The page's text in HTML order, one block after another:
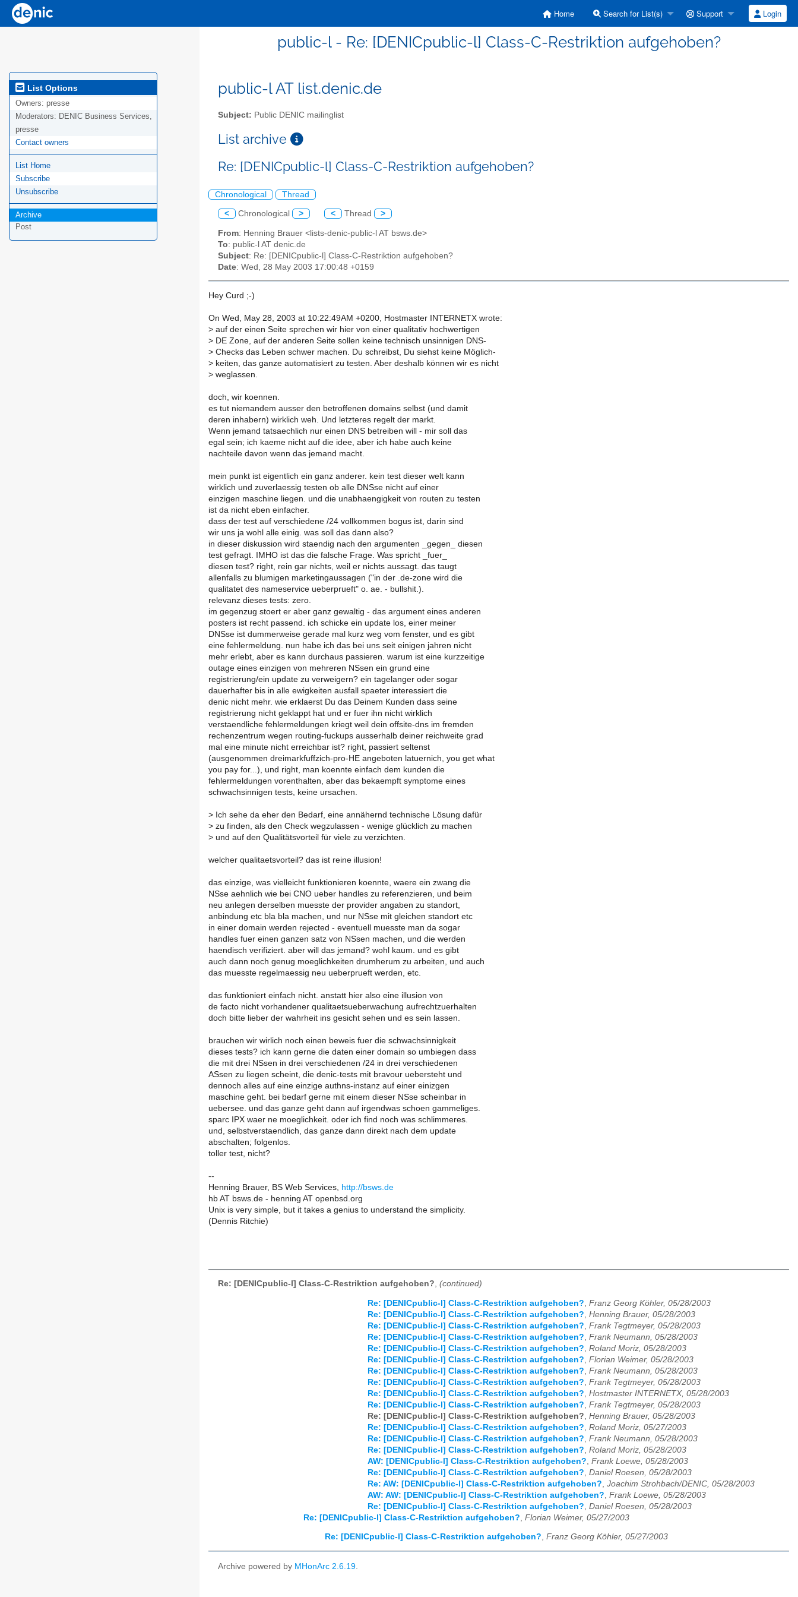
Home Search for List(s) Support Login
public-l - Re: [DENICpublic-l] Class-C-Restriktion aufgehoben?
List Options
Owners: presse
Moderators: DENIC Business Services,
presse
Contact owners
List Home
Subscribe
Unsubscribe
Archive
Post
public-l AT list.denic.de
Subject: Public DENIC mailinglist
List archive
Re: [DENICpublic-l] Class-C-Restriktion aufgehoben?
Chronological Thread
< Chronological > < Thread >
From: Henning Brauer <lists-denic-public-l AT bsws.de>
To: public-l AT denic.de
Subject: Re: [DENICpublic-l] Class-C-Restriktion aufgehoben?
Date: Wed, 28 May 2003 17:00:48 +0159
Hey Curd ;-)
On Wed, May 28, 2003 at 10:22:49AM +0200, Hostmaster INTERNETX wrote:
> auf der einen Seite sprechen wir hier von einer qualitativ hochwertigen
> DE Zone, auf der anderen Seite sollen keine technisch unsinnigen DNS-
> Checks das Leben schwer machen. Du schreibst, Du siehst keine Möglich-
> keiten, das ganze automatisiert zu testen. Aber deshalb können wir es nicht
> weglassen.
doch, wir koennen.
es tut niemandem ausser den betroffenen domains selbst (und damit
deren inhabern) wirklich weh. Und letzteres regelt der markt.
Wenn jemand tatsaechlich nur einen DNS betreiben will - mir soll das
egal sein; ich kaeme nicht auf die idee, aber ich habe auch keine
nachteile davon wenn das jemand macht.
mein punkt ist eigentlich ein ganz anderer. kein test dieser welt kann
wirklich und zuverlaessig testen ob alle DNSse nicht auf einer
einzigen maschine liegen. und die unabhaengigkeit von routen zu testen
ist da nicht eben einfacher.
dass der test auf verschiedene /24 vollkommen bogus ist, darin sind
wir uns ja wohl alle einig. was soll das dann also?
in dieser diskussion wird staendig nach den argumenten _gegen_ diesen
test gefragt. IMHO ist das die falsche Frage. Was spricht _fuer_
diesen test? right, rein gar nichts, weil er nichts aussagt. das taugt
allenfalls zu blumigen marketingaussagen ("in der .de-zone wird die
qualitatet des nameservice ueberprueft" o. ae. - bullshit.).
relevanz dieses tests: zero.
im gegenzug stoert er aber ganz gewaltig - das argument eines anderen
posters ist recht passend. ich schicke ein update los, einer meiner
DNSse ist dummerweise gerade mal kurz weg vom fenster, und es gibt
eine fehlermeldung. nun habe ich das bei uns seit einigen jahren nicht
mehr erlebt, aber es kann durchaus passieren. warum ist eine kurzzeitige
outage eines einzigen von mehreren NSsen ein grund eine
registrierung/ein update zu verweigern? ein tagelanger oder sogar
dauerhafter bis in alle ewigkeiten ausfall spaeter interessiert die
denic nicht mehr. wie erklaerst Du das Deinem Kunden dass seine
registrierung nicht geklappt hat und er fuer ihn nicht wirklich
verstaendliche fehlermeldungen kriegt weil dein offsite-dns im fremden
rechenzentrum wegen routing-fuckups ausserhalb deiner reichweite grad
mal eine minute nicht erreichbar ist? right, passiert seltenst
(ausgenommen dreimarkfuffzich-pro-HE angeboten latuernich, you get what
you pay for...), und right, man koennte einfach dem kunden die
fehlermeldungen vorenthalten, aber das bekaempft symptome eines
schwachsinnigen tests, keine ursachen.
> Ich sehe da eher den Bedarf, eine annähernd technische Lösung dafür
> zu finden, als den Check wegzulassen - wenige glücklich zu machen
> und auf den Qualitätsvorteil für viele zu verzichten.
welcher qualitaetsvorteil? das ist reine illusion!
das einzige, was vielleicht funktionieren koennte, waere ein zwang die
NSse aehnlich wie bei CNO ueber handles zu referenzieren, und beim
neu anlegen derselben muesste der provider angaben zu standort,
anbindung etc bla bla machen, und nur NSse mit gleichen standort etc
in einer domain werden rejected - eventuell muesste man da sogar
handles fuer einen ganzen satz von NSsen machen, und die werden
haendisch verifiziert. aber will das jemand? wohl kaum. und es gibt
auch dann noch genug moeglichkeiten drumherum zu arbeiten, und auch
das muesste regelmaessig neu ueberprueft werden, etc.
das funktioniert einfach nicht. anstatt hier also eine illusion von
de facto nicht vorhandener qualitaetsueberwachung aufrechtzuerhalten
doch bitte lieber der wahrheit ins gesicht sehen und es sein lassen.
brauchen wir wirlich noch einen beweis fuer die schwachsinnigkeit
dieses tests? ich kann gerne die daten einer domain so umbiegen dass
die mit drei NSsen in drei verschiedenen /24 in drei verschiedenen
ASsen zu liegen scheint, die denic-tests mit bravour uebersteht und
dennoch alles auf eine einzige authns-instanz auf einer einizgen
maschine geht. bei bedarf gerne mit einem dieser NSse scheinbar in
uebersee. und das ganze geht dann auf irgendwas schoen gammeliges.
sparc IPX waer ne moeglichkeit. oder ich find noch was schlimmeres.
und, selbstverstaendlich, das ganze dann direkt nach dem update
abschalten; folgenlos.
toller test, nicht?
--
Henning Brauer, BS Web Services, http://bsws.de
hb AT bsws.de - henning AT openbsd.org
Unix is very simple, but it takes a genius to understand the simplicity.
(Dennis Ritchie)
Re: [DENICpublic-l] Class-C-Restriktion aufgehoben?, (continued)
Re: [DENICpublic-l] Class-C-Restriktion aufgehoben? Franz Georg Köhler, 05/28/2003
Re: [DENICpublic-l] Class-C-Restriktion aufgehoben? Henning Brauer, 05/28/2003
Re: [DENICpublic-l] Class-C-Restriktion aufgehoben? Frank Tegtmeyer, 05/28/2003
Re: [DENICpublic-l] Class-C-Restriktion aufgehoben? Frank Neumann, 05/28/2003
Re: [DENICpublic-l] Class-C-Restriktion aufgehoben? Roland Moriz, 05/28/2003
Re: [DENICpublic-l] Class-C-Restriktion aufgehoben? Florian Weimer, 05/28/2003
Re: [DENICpublic-l] Class-C-Restriktion aufgehoben? Frank Neumann, 05/28/2003
Re: [DENICpublic-l] Class-C-Restriktion aufgehoben? Frank Tegtmeyer, 05/28/2003
Re: [DENICpublic-l] Class-C-Restriktion aufgehoben? Hostmaster INTERNETX, 05/28/2003
Re: [DENICpublic-l] Class-C-Restriktion aufgehoben? Frank Tegtmeyer, 05/28/2003
Re: [DENICpublic-l] Class-C-Restriktion aufgehoben? Henning Brauer, 05/28/2003
Re: [DENICpublic-l] Class-C-Restriktion aufgehoben? Roland Moriz, 05/27/2003
Re: [DENICpublic-l] Class-C-Restriktion aufgehoben? Frank Neumann, 05/28/2003
Re: [DENICpublic-l] Class-C-Restriktion aufgehoben? Roland Moriz, 05/28/2003
AW: [DENICpublic-l] Class-C-Restriktion aufgehoben? Frank Loewe, 05/28/2003
Re: [DENICpublic-l] Class-C-Restriktion aufgehoben? Daniel Roesen, 05/28/2003
Re: AW: [DENICpublic-l] Class-C-Restriktion aufgehoben? Joachim Strohbach/DENIC, 05/28/2003
AW: AW: [DENICpublic-l] Class-C-Restriktion aufgehoben? Frank Loewe, 05/28/2003
Re: [DENICpublic-l] Class-C-Restriktion aufgehoben? Daniel Roesen, 05/28/2003
Re: [DENICpublic-l] Class-C-Restriktion aufgehoben? Florian Weimer, 05/27/2003
Re: [DENICpublic-l] Class-C-Restriktion aufgehoben?, Franz Georg Köhler, 05/27/2003
Archive powered by MHonArc 2.6.19